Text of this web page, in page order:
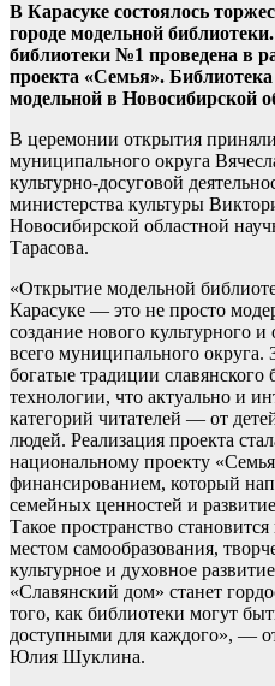
В Карасуке состоялось
городе модельной
библиотеки №1 проведена в
проекта «Семья». Библиотека
модельной в Новосибирской
В церемонии открытия приняли
муниципального округа
культурно-досуговой
министерства культуры
Новосибирской областной
Тарасова.
«Открытие модельной
Карасуке — это не просто
создание нового культурного и
всего муниципального
богатые традиции
технологии, что актуально и
категорий читателей — от
людей. Реализация проекта
национальному проекту
финансированием, который
семейных ценностей и
Такое пространство
местом самообразования,
культурное и духовное
«Славянский дом» станет
того, как библиотеки могут
доступными для каждого», —
Юлия Шуклина.